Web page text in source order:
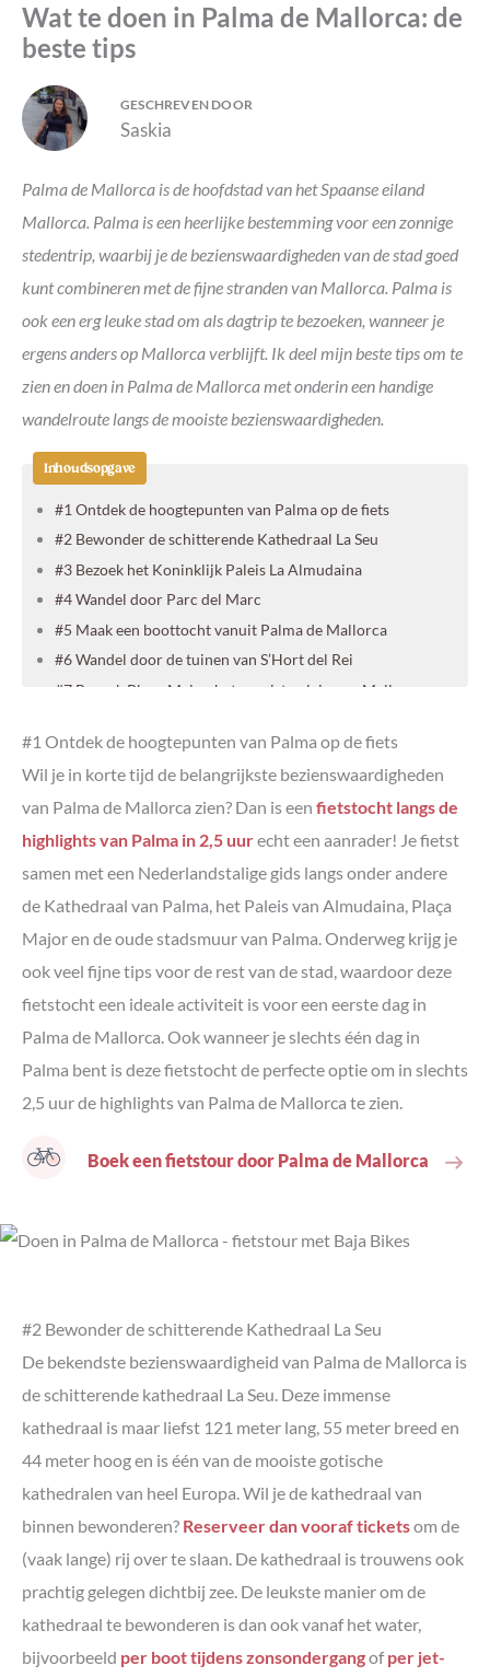
Wat te doen in Palma de Mallorca: de
beste tips
Palma de Mallorca is de hoofdstad van het Spaanse eiland
Mallorca. Palma is een heerlijke bestemming voor een zonnige
stedentrip, waarbij je de bezienswaardigheden van de stad goed
kunt combineren met de fijne stranden van Mallorca. Palma is
ook een erg leuke stad om als dagtrip te bezoeken, wanneer je
ergens anders op Mallorca verblijft. Ik deel mijn beste tips om te
zien en doen in Palma de Mallorca met onderin een handige
wandelroute langs de mooiste bezienswaardigheden.
Inhoudsopgave
#1 Ontdek de hoogtepunten van Palma op de fiets
#2 Bewonder de schitterende Kathedraal La Seu
#3 Bezoek het Koninklijk Paleis La Almudaina
#4 Wandel door Parc del Marc
#5 Maak een boottocht vanuit Palma de Mallorca
#6 Wandel door de tuinen van S’Hort del Rei
#7 Bezoek Plaça Major, het mooiste plein van Mallorca
#9 Bewonder Can Forteza Rey en waan je even in
Barcelona
#13 Slenter over de markten van Palma
#14 Koop iets lekker bij Fornet de la Soca of Horno Santo
Cristo
#15 Doe een leuke foodtour en proef de lekkerste
specialiteiten van Palma
#16 Breng gratis een bezoek aan het handelsgebouw Sa
Llotja
#17 Ontdek de hippe wijk Santa Catalina
#20 Bezoek het aquarium van Palma
#25 Bezoek de grotten van Mallorca
#26 Maak een dagtrip naar het eiland Menorca vanuit de
De mooiste bezienswaardigheden van Palma de Mallorca
op de kaart
Verblijven in Palma de Mallorca
Onze tips voor accommodaties in Palma de
Mallorca
Verblijven in de baai van Palma
Onze tips voor accommodaties in Ca'n Pastilla
Meer tips voor leuke plekken om te verblijven op Mallorca
Complete pakketreizen naar Mallorca
#1 Ontdek de hoogtepunten van Palma op de fiets
Wil je in korte tijd de belangrijkste bezienswaardigheden
van Palma de Mallorca zien? Dan is een fietstocht langs de
highlights van Palma in 2,5 uurecht een aanrader! Je fietst
samen met een Nederlandstalige gids langs onder andere
de Kathedraal van Palma, het Paleis van Almudaina, Plaça
Major en de oude stadsmuur van Palma. Onderweg krijg je
ook veel fijne tips voor de rest van de stad, waardoor deze
fietstocht een ideale activiteit is voor een eerste dag in
Palma de Mallorca. Ook wanneer je slechts één dag in
Palma bent is deze fietstocht de perfecte optie om in slechts
2,5 uur de highlights van Palma de Mallorca te zien.
Boek een fietstour door Palma de Mallorca
#2 Bewonder de schitterende Kathedraal La Seu
De bekendste bezienswaardigheid van Palma de Mallorca is
de schitterende kathedraal La Seu. Deze immense
kathedraal is maar liefst 121 meter lang, 55 meter breed en
44 meter hoog en is één van de mooiste gotische
kathedralen van heel Europa. Wil je de kathedraal van
binnen bewonderen? Reserveer dan vooraf ticketsom de
(vaak lange) rij over te slaan. De kathedraal is trouwens ook
prachtig gelegen dichtbij zee. De leukste manier om de
kathedraal te bewonderen is dan ook vanaf het water,
bijvoorbeeld per boot tijdens zonsondergangofper jet-
GESCHREVEN DOOR
Saskia